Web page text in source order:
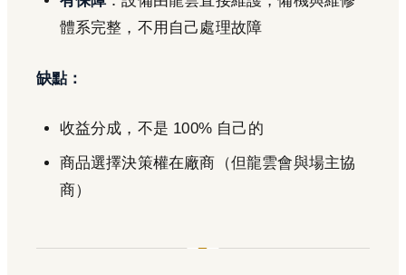
體系完整，不用自己處理故障
缺點：
收益分成，不是 100% 自己的
商品選擇決策權在廠商（但龍雲會與場主協
商）